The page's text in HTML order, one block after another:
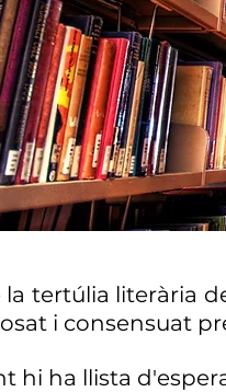
la tertúlia literària
i consensuat
hi ha llista